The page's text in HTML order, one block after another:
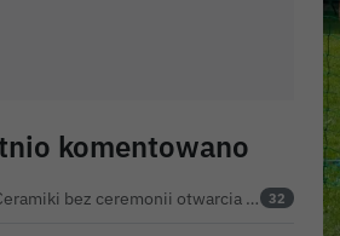
komentowano
Święto Ceramiki bez ceremonii otwarcia na dworcu. Co z obietnicą prezydenta Bolesławca? 32